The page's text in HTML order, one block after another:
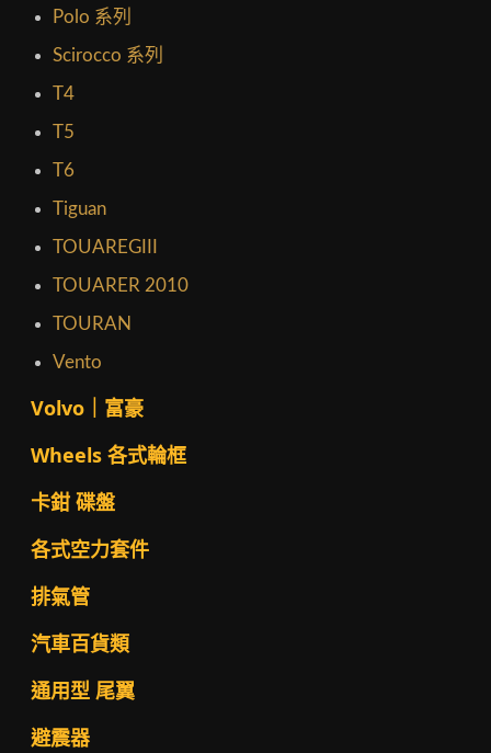
Polo 系列
Scirocco 系列
T4
T5
T6
Tiguan
TOUAREGIII
TOUARER 2010
TOURAN
Vento
Volvo｜富豪
Wheels 各式輪框
卡鉗 碟盤
各式空力套件
排氣管
汽車百貨類
通用型 尾翼
避震器